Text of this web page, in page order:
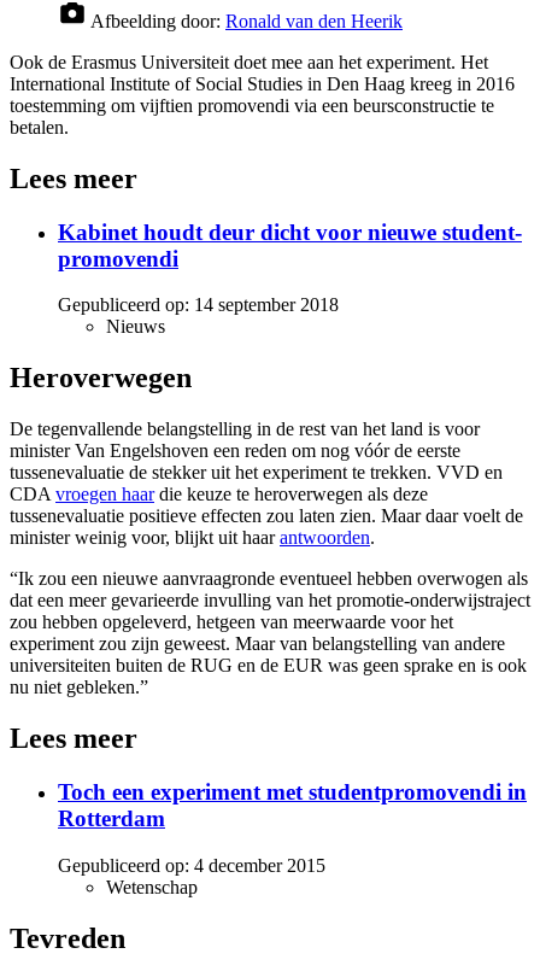
Afbeelding door: Ronald van den Heerik
Ook de Erasmus Universiteit doet mee aan het experiment. Het
International Institute of Social Studies in Den Haag kreeg in 2016
toestemming om vijftien promovendi via een beursconstructie te
betalen.
Lees meer
Kabinet houdt deur dicht voor nieuwe student-
promovendi
Gepubliceerd op: 14 september 2018
Nieuws
Heroverwegen
De tegenvallende belangstelling in de rest van het land is voor
minister Van Engelshoven een reden om nog vóór de eerste
tussenevaluatie de stekker uit het experiment te trekken. VVD en
CDA vroegen haardie keuze te heroverwegen als deze
tussenevaluatie positieve effecten zou laten zien. Maar daar voelt de
minister weinig voor, blijkt uit haarantwoorden.
“Ik zou een nieuwe aanvraagronde eventueel hebben overwogen als
dat een meer gevarieerde invulling van het promotie-onderwijstraject
zou hebben opgeleverd, hetgeen van meerwaarde voor het
experiment zou zijn geweest. Maar van belangstelling van andere
universiteiten buiten de RUG en de EUR was geen sprake en is ook
nu niet gebleken.”
Lees meer
Toch een experiment met studentpromovendi in
Rotterdam
Gepubliceerd op: 4 december 2015
Wetenschap
Tevreden